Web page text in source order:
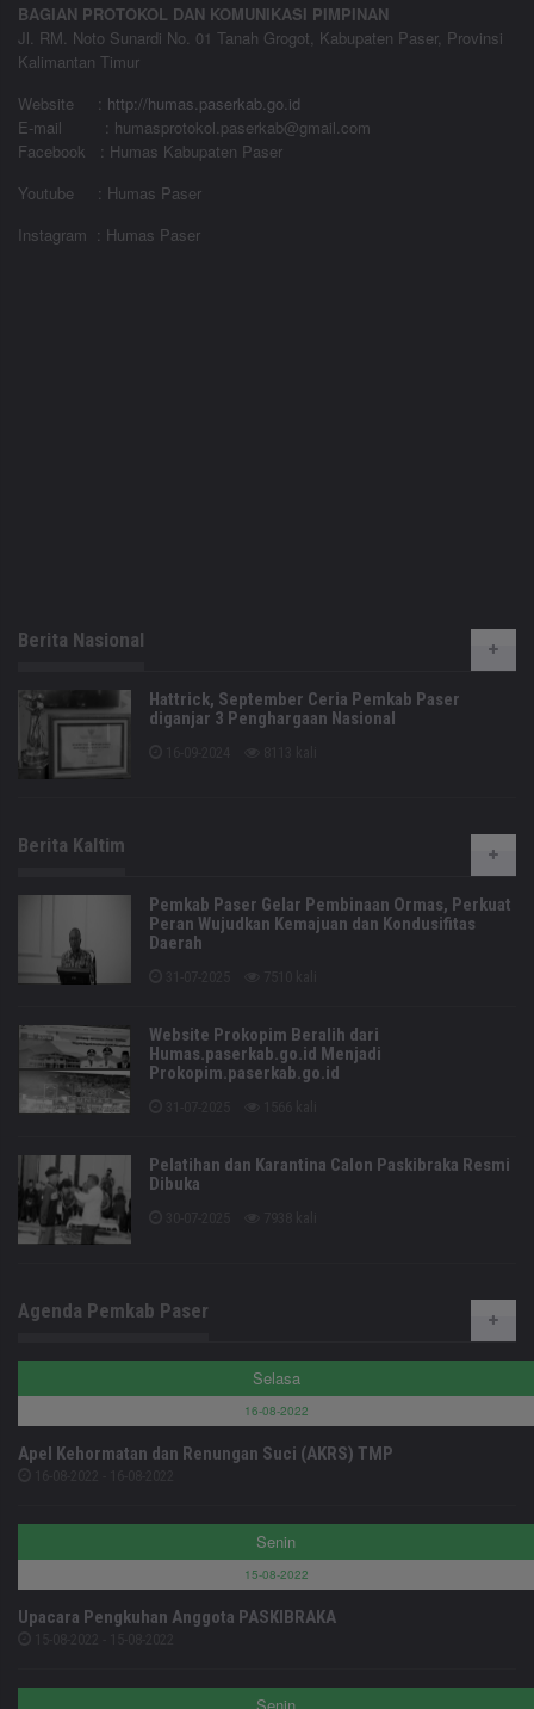
BAGIAN PROTOKOL DAN KOMUNIKASI PIMPINAN
Jl. RM. Noto Sunardi No. 01 Tanah Grogot, Kabupaten Paser, Provinsi
Kalimantan Timur
Website
: http://humas.paserkab.go.id
E-mail : humasprotokol.paserkab@gmail.com
Facebook : Humas Kabupaten Paser
Youtube : Humas Paser
Instagram : Humas Paser
Berita Nasional
Hattrick, September Ceria Pemkab Paser
diganjar 3 Penghargaan Nasional
Berita Kaltim
Pemkab Paser Gelar Pembinaan Ormas, Perkuat
Peran Wujudkan Kemajuan dan Kondusifitas
Daerah
Website Prokopim Beralih dari
Humas.paserkab.go.id Menjadi
Prokopim.paserkab.go.id
Pelatihan dan Karantina Calon Paskibraka Resmi
Dibuka
Agenda Pemkab Paser
Selasa
16-08-2022
Apel Kehormatan dan Renungan Suci (AKRS) TMP
Senin
15-08-2022
Upacara Pengkuhan Anggota PASKIBRAKA
Senin